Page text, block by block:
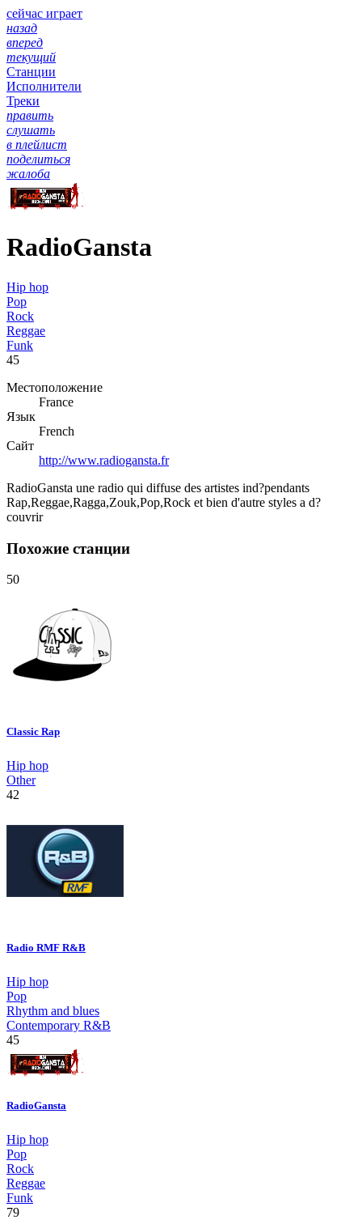
сейчас играет
назад
вперед
текущий
Станции
Исполнители
Треки
править
слушать
в плейлист
поделиться
жалоба
RadioGansta
Hip hop
Pop
Rock
Reggae
Funk
45
Местоположение
France
Язык
French
Сайт
http://www.radiogansta.fr
RadioGansta une radio qui diffuse des artistes ind?pendants
Rap,Reggae,Ragga,Zouk,Pop,Rock et bien d'autre styles a d?
couvrir
Похожие станции
50
Classic Rap
Hip hop
Other
42
Radio RMF R&B
Hip hop
Pop
Rhythm and blues
Contemporary R&B
45
RadioGansta
Hip hop
Pop
Rock
Reggae
Funk
79